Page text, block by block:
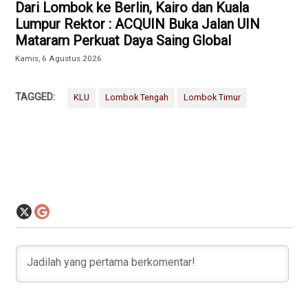
Dari Lombok ke Berlin, Kairo dan Kuala
Lumpur Rektor : ACQUIN Buka Jalan UIN
Mataram Perkuat Daya Saing Global
Kamis, 6 Agustus 2026
TAGGED: KLU Lombok Tengah Lombok Timur